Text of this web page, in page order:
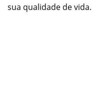
sua qualidade de vida.